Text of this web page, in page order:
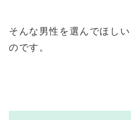
そんな男性を選んでほし
のです。